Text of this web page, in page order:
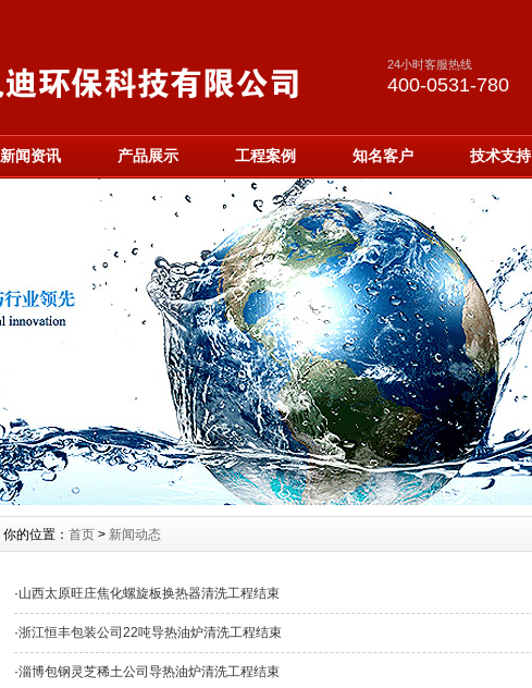
24小时客服热线
400-0531-780
新闻资讯 产品展示 工程案例 知名客户 技术支持
你的位置： 首页 > 新闻动态
·山西太原旺庄焦化螺旋板换热器清洗工程结束
·浙江恒丰包装公司22吨导热油炉清洗工程结束
·淄博包钢灵芝稀土公司导热油炉清洗工程结束